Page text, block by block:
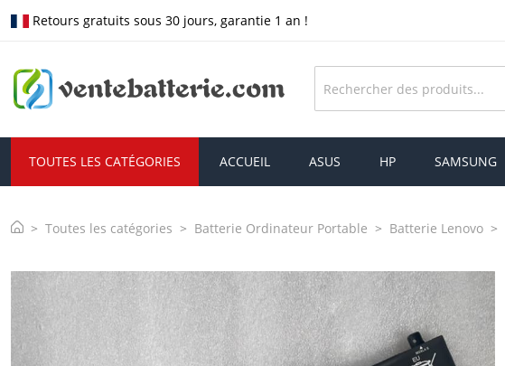
Retours gratuits sous 30 jours, garantie 1 an !
TOUTES LES CATÉGORIES ACCUEIL ASUS HP SAMSUNG
Toutes les catégories Batterie Ordinateur Portable Batterie Lenovo